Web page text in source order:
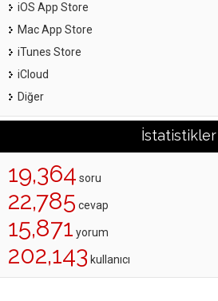
iOS App Store
Mac App Store
iTunes Store
iCloud
Diğer
İstatistikler
19,364 soru
22,785 cevap
15,871 yorum
202,143 kullanıcı